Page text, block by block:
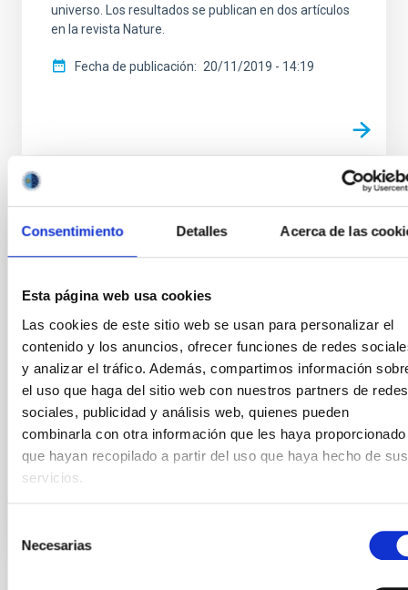
Consentimiento Detalles Acerca de las
Esta página web usa cookies
Las cookies de este sitio web se usan para personalizar el
contenido y los anuncios, ofrecer funciones de redes
y analizar el tráfico. Además, compartimos información
el uso que haga del sitio web con nuestros partners de redes
sociales, publicidad y análisis web, quienes pueden
combinarla con otra información que les haya proporcionado
que hayan recopilado a partir del uso que haya hecho de sus
servicios.
Necesarias
universo. Los resultados se publican en dos artículos
en la revista Nature.
Fecha de publicación 20/11/2019 - 14:19
NOTA DE PRENSA
Observado un estallido de rayos gamma
con un detalle sin precedentes
Un estudio que se publicará mañana en la revista
IAC y el telescopio robótico MASTER-IAC del
Observatorio del Teide, ayuda a esclarecer algunas
incógnitas sobre la fase inicial y la evolución de los
grandes chorros de materia y energía que se forman
como resultado de estas explosiones, las más
poderosas del Universo.
Fecha de publicación 26/07/2017